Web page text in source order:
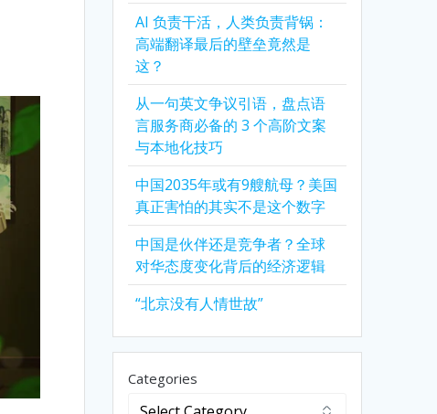
AI 负责干活，人类负责背锅：
高端翻译最后的壁垒竟然是
这？
从一句英文争议引语，盘点语
言服务商必备的 3 个高阶文案
与本地化技巧
中国2035年或有9艘航母？美国
真正害怕的其实不是这个数字
中国是伙伴还是竞争者？全球
对华态度变化背后的经济逻辑
“北京没有人情世故”
Categories